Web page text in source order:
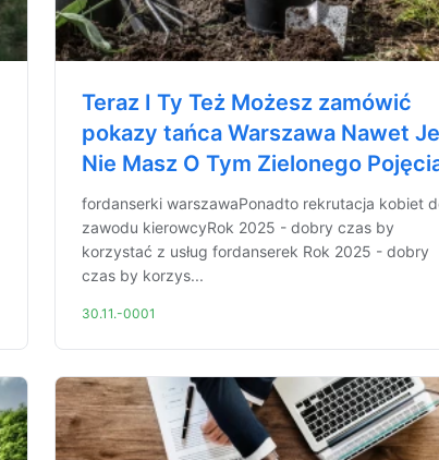
Teraz I Ty Też Możesz zamówić
pokazy tańca Warszawa Nawet
Nie Masz O Tym Zielonego
fordanserki warszawaPonadto rekrutacja kobiet
zawodu kierowcyRok 2025 - dobry czas by
korzystać z usług fordanserek Rok 2025 - dobry
czas by korzys...
30.11.-0001